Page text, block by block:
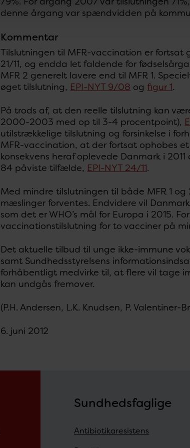
denne årgang var spændvidden på
Kommentar
Tilslutningen til MFR-vaccination er
21/11, og endda let faldende for
MFR 2 generelt lavere end til MFR 1.
øget tilslutning, EPI-NYT 9/08 og figur 1.
På trods af, at den reelle tilslutning kan
2000-2003 med op til 3-4 procentpoint),
utilstrækkelige tilslutning og forsinkelse i
MFR-vaccination, at der fortsat ophobes
konsekvens heraf oplevede Danmark i
84 påviste tilfælde, EPI-NYT 24/11.
Med mindre tilslutningen til både MFR 1
mæslinger forventes. Endvidere vil
som det er WHO’s mål for Europa i 2015.
vaccinationstilslutning for to vacciner på
Det aktuelle tilbud til unge ikke-immune
samt Sundhedsstyrelsens
forhåbentligt medvirke til, at flere vil tage
kan undgås fremover.
(P.H. Andersen, L.K. Knudsen, P.
6. juni 2012
Sundhedsfaglige
Antibiotikaresistens